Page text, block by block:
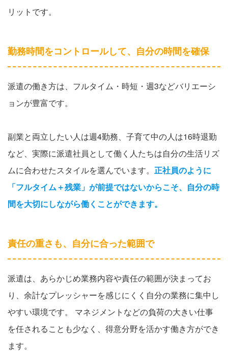
リットです。
勤務時間をコントロールして、自分の時間を確保
派遣の働き方は、フルタイム・時短・週3などバリエーシ
ョンが豊富です。
副業と両立したい人は週4勤務、子育て中の人は16時退勤
など、実際に派遣社員として働く人たちは自分の生活リズ
ムに合わせたスタイルを選んでいます。 正社員のように
「フルタイム＋残業」が前提ではないからこそ、自分の時
間を大切にしながら働くことができます。
責任の重さも、自分に合った範囲で
派遣は、あらかじめ業務内容や責任の範囲が決まってお
り、余計なプレッシャーを感じにくく自分の業務に集中し
やすい環境です。 マネジメントなどの負荷の大きい仕事
を任されることも少なく、得意分野を活かす働き方ができ
ます。